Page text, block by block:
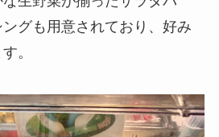
グも用意されており、好み
。